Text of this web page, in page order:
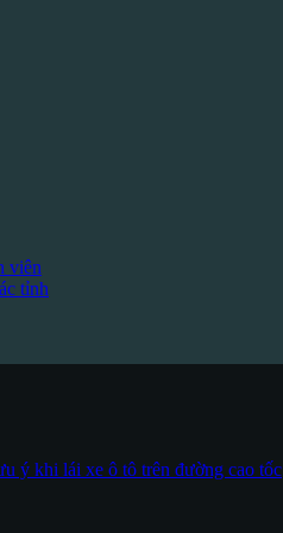
viên
tỉnh
ý khi lái xe ô tô trên đường cao tốc